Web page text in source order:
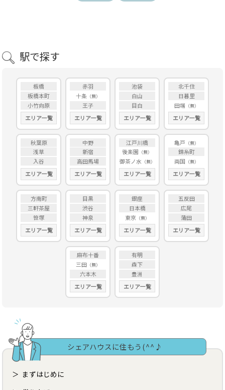
駅で探す
板橋
板橋本町
小竹向原
エリア一覧
赤羽
十条
王子
エリア一覧
池袋
白山
目白
エリア一覧
北千住
日暮里
田端
エリア一覧
秋葉原
浅草
入谷
エリア一覧
中野
新宿
高田馬場
エリア一覧
江戸川橋
後楽園
御茶ノ水
エリア一覧
亀戸
錦糸町
両国
エリア一覧
方南町
三軒茶屋
笹塚
エリア一覧
目黒
渋谷
神泉
エリア一覧
銀座
日本橋
東京
エリア一覧
五反田
広尾
蒲田
エリア一覧
麻布十番
三田
六本木
エリア一覧
有明
森下
豊洲
エリア一覧
シェアハウスに住もう(^^♪
まずはじめに